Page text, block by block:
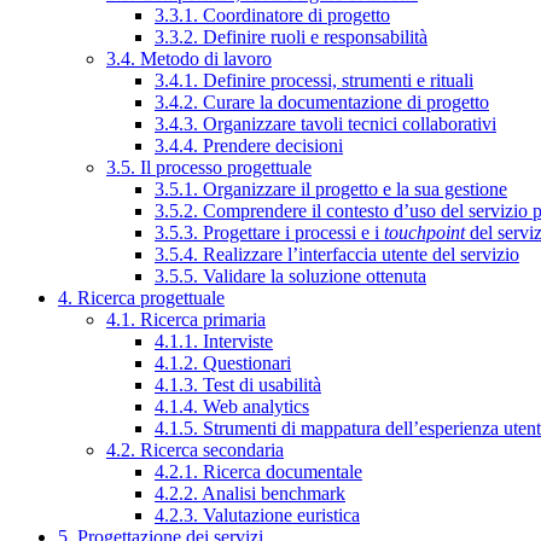
3.3.1. Coordinatore di progetto
3.3.2. Definire ruoli e responsabilità
3.4. Metodo di lavoro
3.4.1. Definire processi, strumenti e rituali
3.4.2. Curare la documentazione di progetto
3.4.3. Organizzare tavoli tecnici collaborativi
3.4.4. Prendere decisioni
3.5. Il processo progettuale
3.5.1. Organizzare il progetto e la sua gestione
3.5.2. Comprendere il contesto d’uso del servizio
3.5.3. Progettare i processi e i touchpointdel
3.5.4. Realizzare l’interfaccia utente del servizio
3.5.5. Validare la soluzione ottenuta
4. Ricerca progettuale
4.1. Ricerca primaria
4.1.1. Interviste
4.1.2. Questionari
4.1.3. Test di usabilità
4.1.4. Web analytics
4.1.5. Strumenti di mappatura dell’esperienza
4.2. Ricerca secondaria
4.2.1. Ricerca documentale
4.2.2. Analisi benchmark
4.2.3. Valutazione euristica
5. Progettazione dei servizi